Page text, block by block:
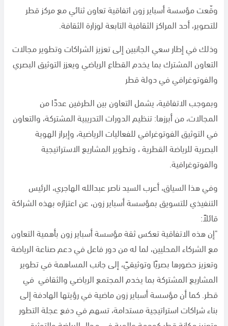
وقّعت مؤسسة أسباير زون اتفاقية تعاون ثنائي مع مركز قطر
للتصوير، أحد المراكز الثقافية التابعة لوزارة الثقافة.
وذلك في إطار سعي الجانبين إلى تعزيز الشراكات وتطوير مجالات
التعاون المشترك بما يخدم القطاع الرياضي ويعزز التوثيق البصري
والفوتوغرافي في دولة قطر
وبموجب الاتفاقية، يشمل التعاون بين الطرفين عددًا من
المجالات، من أبرزها: تنظيم الدورات التدريبية المشتركة، والتعاون
في التوثيق الفوتوغرافي للفعاليات الرياضية، وإبراز الهوية
البصرية للرياضة القطرية ، وتطوير المشاريع الاستراتيجية
والفوتوغرافية.
وفي هذا السياق، أعرب السيد ناصر عبدالله الهاجري، الرئيس
التنفيذي للتسويق بمؤسسة أسباير زون، عن اعتزازه بهذه الشراكة
قائلاً:
"إن هذه الاتفاقية تعكس ثقة مؤسسة أسباير زون بأهمية التعاون
مع الشركاء المحليين، لما له من دور فاعل في دعم صناعة الرياضة
وتعزيز حضورها بصريًا وتوثيقيً، إلى جانب المساهمة في تطوير
المشاريع المشتركة بما يخدم المجتمع الرياضي والثقافي في
قطر. كما أن مؤسسة أسباير زون ماضية في رؤيتها الهادفة إلى
بناء شراكات استراتيجية مستدامة، تسهم في دفع عجلة التطور